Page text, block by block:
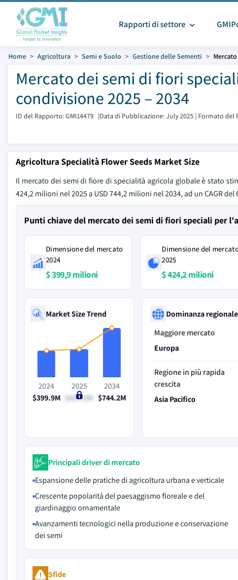
Rapporti di settore
Home Agricoltura Semi e Suolo Gestione delle Sementi
Mercato dei semi di fiori
condivisione 2025 – 2034
ID del Rapporto: GMI14479 |Data di Pubblicazione: July 2025 | Formato del
Agricoltura Specialità Flower Seeds Market Size
Il mercato dei semi di fiore di specialità agricola globale è stato
424,2 milioni nel 2025 a USD 744,2 milioni nel 2034, ad un CAGR del
Punti chiave del mercato dei semi di fiori speciali per
Dimensione del mercato
2024
$ 399,9 milioni
Dimensione del
2025
$ 424,2 milioni
Market Size Trend
2024
$399.9M
2025
$424.2M
2034
$744.2M
Dominanza regionale
Maggiore mercato
Europa
Regione in più rapida
crescita
Asia Pacifico
Principali driver di mercato
Espansione delle pratiche di agricoltura urbana e verticale
Crescente popolarità del paesaggismo floreale e del
giardinaggio ornamentale
Avanzamenti tecnologici nella produzione e conservazione
dei semi
Sfide